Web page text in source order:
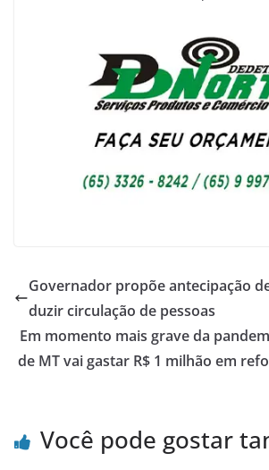
Governador propõe antecipação
duzir circulação de pessoas
Em momento mais grave da
de MT vai gastar R$ 1 milhão em
Você pode gostar